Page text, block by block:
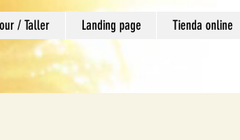
/ Taller Landing page Tienda online